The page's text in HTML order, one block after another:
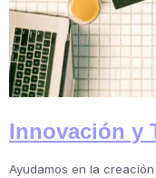
Innovación y
Ayudamos en la